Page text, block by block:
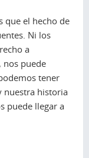
que el hecho de
Ni los
a
nos puede
tener
nuestra historia
puede llegar a